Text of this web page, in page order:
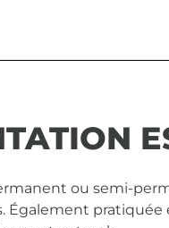
ou semi-
Également pratiquée